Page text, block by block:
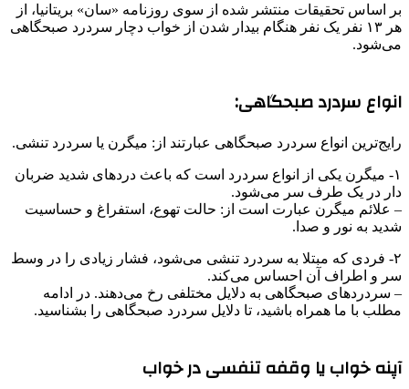
بر اساس تحقیقات منتشر شده از سوی روزنامه «سان» بریتانیا، از
هر ۱۳ نفر یک نفر هنگام بیدار شدن از خواب دچار سردرد صبحگاهی
می‌شود.
انواع سردرد صبحگاهی:
رایج‌ترین انواع سردرد صبحگاهی عبارتند از: میگرن یا سردرد تنشی.
۱- میگرن یکی از انواع سردرد است که باعث دردهای شدید ضربان
دار در یک طرف سر می‌شود.
– علائم میگرن عبارت است از: حالت تهوع، استفراغ و حساسیت
شدید به نور و صدا.
۲- فردی که مبتلا به سردرد تنشی می‌شود، فشار زیادی را در وسط
سر و اطراف آن احساس می‌کند.
– سردردهای صبحگاهی به دلایل مختلفی رخ می‌دهند. در ادامه
مطلب با ما همراه باشید، تا دلایل سردرد صبحگاهی را بشناسید.
آپنه خواب یا وقفه تنفسی در خواب